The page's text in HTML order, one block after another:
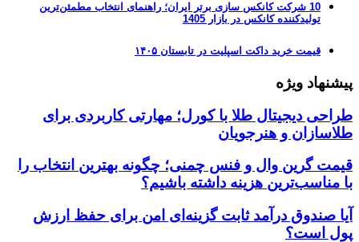
10 شرکت کانکس سازی برتر ایران؛ راهنمای انتخاب مطمئن‌ترین
تولیدکننده کانکس در بازار 1405
قیمت خرید داکت اسپلیت در تابستان ۱۴۰۵
پیشنهاد ویژه
طراحی دیجیتال طلا با کورل؛ مهارتی کاربردی برای
طلاسازان و هنرجویان
قیمت گرین وال و فنس چمنی؛ چگونه بهترین انتخاب را
با مناسب‌ترین هزینه داشته باشیم؟
آیا صندوق درآمد ثابت گزینه‌ای امن برای حفظ ارزش
پول است؟